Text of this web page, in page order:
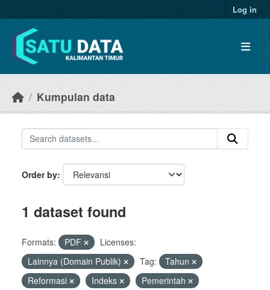
Log in
Kumpulan data
Order by
1 dataset found
Formats: PDF
Licenses:
Lainnya (Domain Publik)
Tag:
Tahun
Reformasi
Indeks
Pemerintah